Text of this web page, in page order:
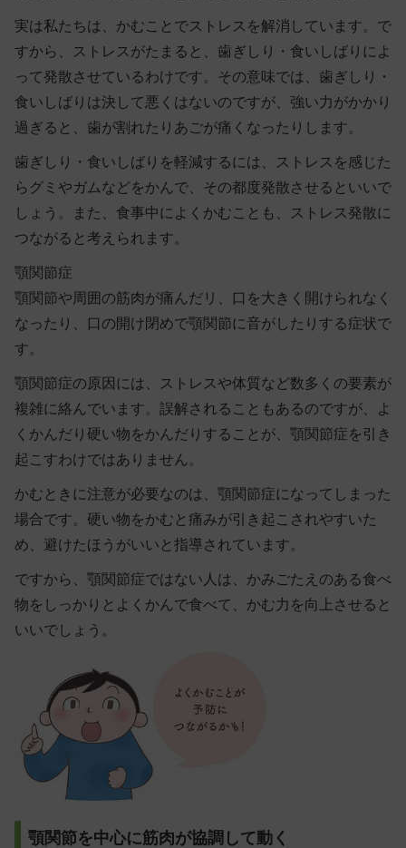
実は私たちは、かむことでストレスを解消しています。で
すから、ストレスがたまると、歯ぎしり・食いしばりによ
って発散させているわけです。その意味では、歯ぎしり・
食いしばりは決して悪くはないのですが、強い力がかかり
過ぎると、歯が割れたりあごが痛くなったりします。
歯ぎしり・食いしばりを軽減するには、ストレスを感じた
らグミやガムなどをかんで、その都度発散させるといいで
しょう。また、食事中によくかむことも、ストレス発散に
つながると考えられます。
顎関節症
顎関節や周囲の筋肉が痛んだリ、口を大きく開けられなく
なったり、口の開け閉めで顎関節に音がしたりする症状で
す。
顎関節症の原因には、ストレスや体質など数多くの要素が
複雑に絡んでいます。誤解されることもあるのですが、
よ
くかんだり硬い物をかんだりすることが、顎関節症を引き
起こすわけではありません。
かむときに注意が必要なのは、顎関節症になってしまった
場合です。硬い物をかむと痛みが引き起こされやすいた
め、避けたほうがいいと指導されています。
ですから、顎関節症ではない人は、かみごたえのある食べ
物をしっかりとよくかんで食べて、かむ力を向上させると
いいでしょう。
顎関節を中心に筋肉が協調して動く